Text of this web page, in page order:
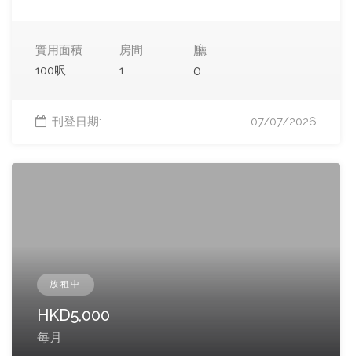
實用面積
100呎
房間
1
廳
0
刊登日期: 07/07/2026
放租中
HKD5,000
每月